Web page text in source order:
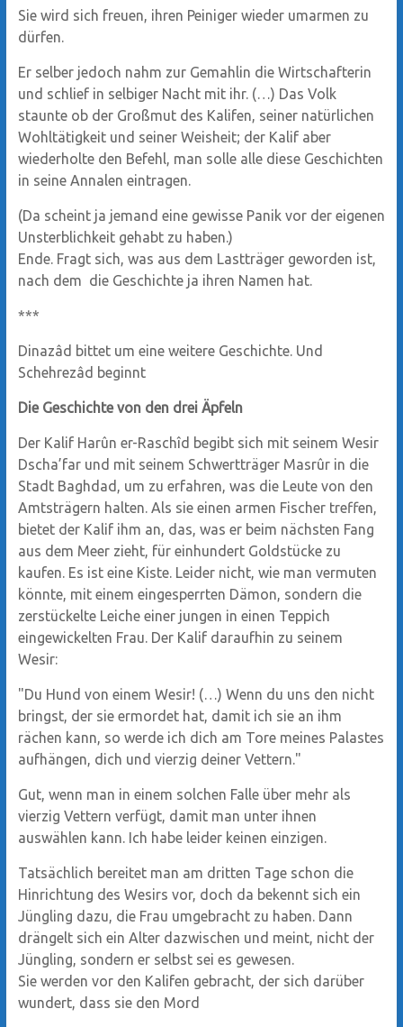
Sie wird sich freuen, ihren Peiniger wieder umarmen zu
dürfen.
Er selber jedoch nahm zur Gemahlin die Wirtschafterin
und schlief in selbiger Nacht mit ihr. (…) Das Volk
staunte ob der Großmut des Kalifen, seiner natürlichen
Wohltätigkeit und seiner Weisheit; der Kalif aber
wiederholte den Befehl, man solle alle diese Geschichten
in seine Annalen eintragen.
(Da scheint ja jemand eine gewisse Panik vor der eigenen
Unsterblichkeit gehabt zu haben.)
Ende. Fragt sich, was aus dem Lastträger geworden ist,
nach dem die Geschichte ja ihren Namen hat.
***
Dinazâd bittet um eine weitere Geschichte. Und
Schehrezâd beginnt
Die Geschichte von den drei Äpfeln
Der Kalif Harûn er-Raschîd begibt sich mit seinem Wesir
Dscha’far und mit seinem Schwertträger Masrûr in die
Stadt Baghdad, um zu erfahren, was die Leute von den
Amtsträgern halten. Als sie einen armen Fischer treffen,
bietet der Kalif ihm an, das, was er beim nächsten Fang
aus dem Meer zieht, für einhundert Goldstücke zu
kaufen. Es ist eine Kiste. Leider nicht, wie man vermuten
könnte, mit einem eingesperrten Dämon, sondern die
zerstückelte Leiche einer jungen in einen Teppich
eingewickelten Frau. Der Kalif daraufhin zu seinem
Wesir:
"Du Hund von einem Wesir! (…) Wenn du uns den nicht
bringst, der sie ermordet hat, damit ich sie an ihm
rächen kann, so werde ich dich am Tore meines Palastes
aufhängen, dich und vierzig deiner Vettern."
Gut, wenn man in einem solchen Falle über mehr als
vierzig Vettern verfügt, damit man unter ihnen
auswählen kann. Ich habe leider keinen einzigen.
Tatsächlich bereitet man am dritten Tage schon die
Hinrichtung des Wesirs vor, doch da bekennt sich ein
Jüngling dazu, die Frau umgebracht zu haben. Dann
drängelt sich ein Alter dazwischen und meint, nicht der
Jüngling, sondern er selbst sei es gewesen.
Sie werden vor den Kalifen gebracht, der sich darüber
wundert, dass sie den Mord